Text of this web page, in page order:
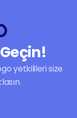
yetkilileri size